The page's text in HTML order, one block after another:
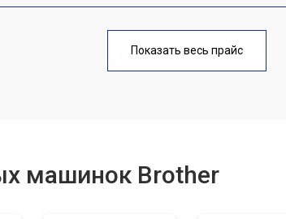
от 60 мин
Показать весь прайс
машинок Brother